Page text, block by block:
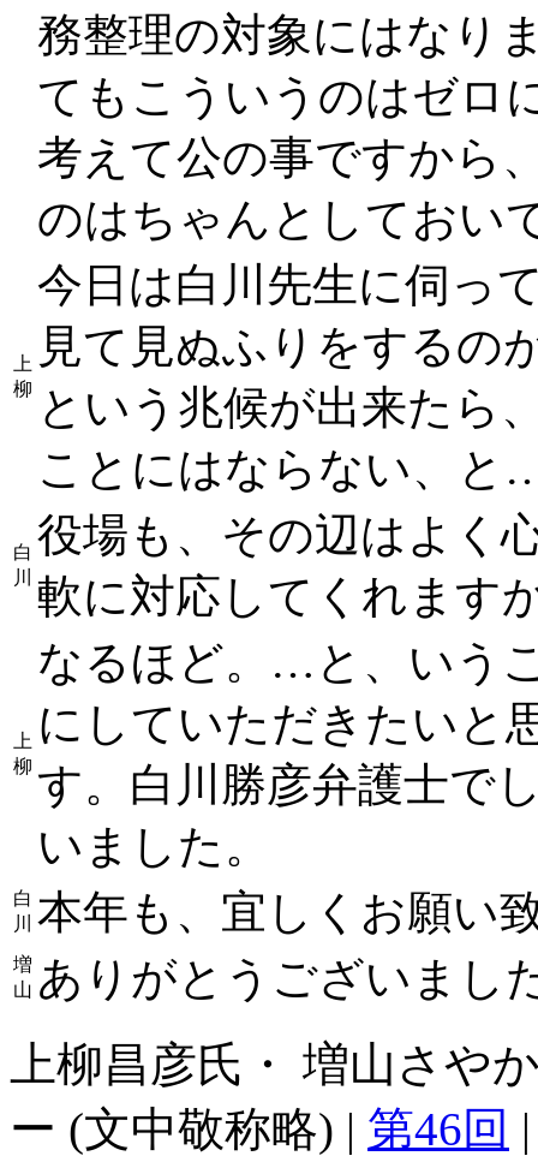
務整理の対象にはなり
てもこういうのはゼロ
考えて公の事ですから
のはちゃんとしておい
上
柳
今日は白川先生に伺っ
見て見ぬふりをするの
という兆候が出来たら
ことにはならない、と
白
川
役場も、その辺はよく
軟に対応してくれます
上
柳
なるほど。…と、いう
にしていただきたいと
す。白川勝彦弁護士で
いました。
白
川
本年も、宜しくお願い
増
山 ありがとうございまし
上柳昌彦氏・ 増山さや
ー (文中敬称略) | 第46回